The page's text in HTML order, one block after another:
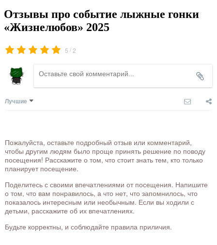
Отзывы про событие лыжные гонки
«Жизнелюбов» 2025
5 /2
Лучшие
Пожалуйста, оставьте подробный отзыв или комментарий,
чтобы другим людям было проще принять решение по поводу
посещения! Расскажите о том, что стоит знать тем, кто только
планирует посещение.
Поделитесь с своими впечатлениями от посещения. Напишите
о том, что вам понравилось, а что нет, что запомнилось, что
показалось интересным или необычным. Если вы ходили с
детьми, расскажите об их впечатлениях.
Будьте корректны, и соблюдайте правила приличия.